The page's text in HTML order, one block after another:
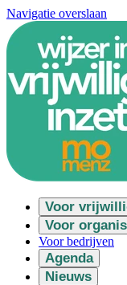
Navigatie overslaan
Voor
Voor
Voor bedrijven
Agenda
Nieuws